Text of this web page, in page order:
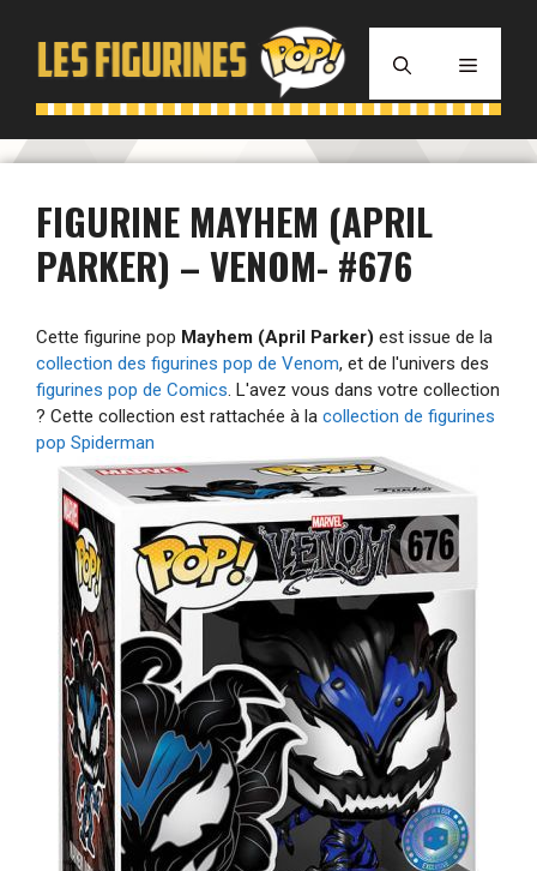
contenu
MENU
FIGURINE MAYHEM (APRIL
PARKER) – VENOM- #676
Cette figurine pop Mayhem (April Parker) est issue de la
collection des figurines pop de Venom, et de l'univers des
figurines pop de Comics. L'avez vous dans votre collection
? Cette collection est rattachée à la collection de figurines
pop Spiderman